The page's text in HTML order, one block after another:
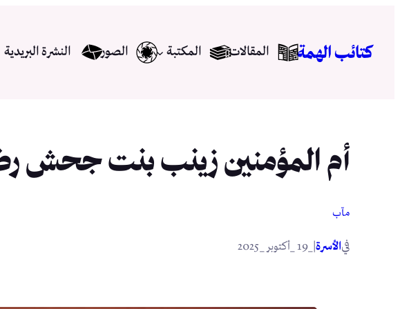
المحتوىكتائب الهمة المقالات المكتبة الصور النشرة البريدية
أم المؤمنين زينب بنت جحش
مآب
فيالأسرة